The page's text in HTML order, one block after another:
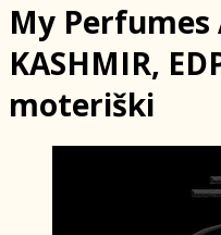
My Perfumes
KASHMIR,
moteriški